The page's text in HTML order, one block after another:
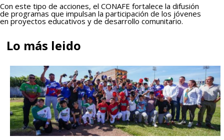
Con este tipo de acciones, el CONAFE fortalece la difusión
de programas que impulsan la participación de los jóvenes
en proyectos educativos y de desarrollo comunitario.
Lo más leido